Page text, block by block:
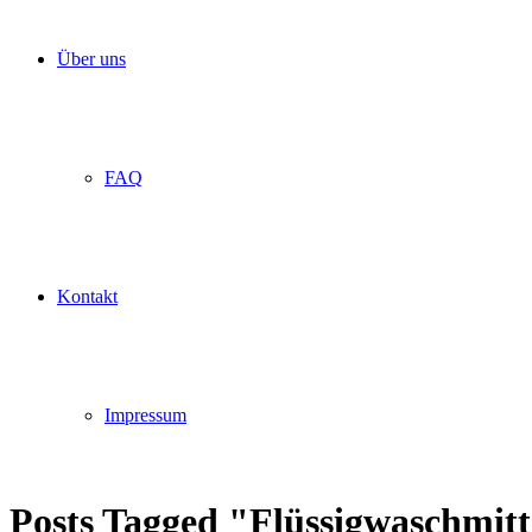
Über uns
FAQ
Kontakt
Impressum
Posts Tagged